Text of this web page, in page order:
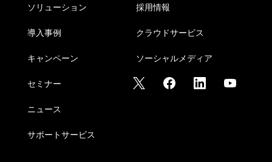
ソリューション
導入事例
キャンペーン
セミナー
ニュース
サポートサービス
採用情報
クラウドサービス
ソーシャルメディア